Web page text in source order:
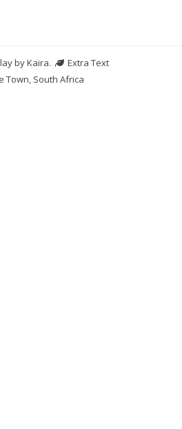
byKaira.
Extra Text
Town, South Africa